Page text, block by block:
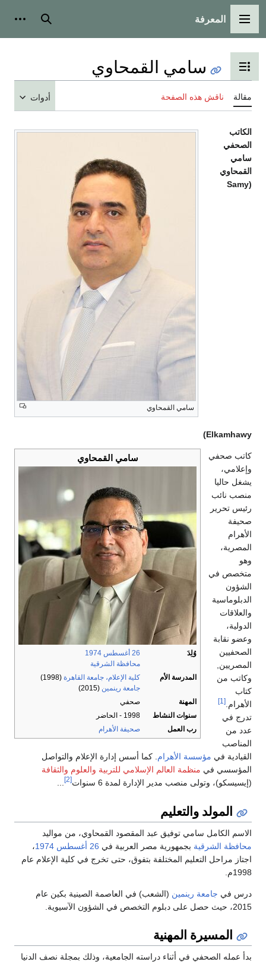
القائمة الرئيسية
المعرفة بحث
تبديل عرض جدول المحتويات
سامي القمحاوي
مقالة ناقش هذه الصفحة أدوات
سامي القمحاوي
الكاتب
الصحفي
سامي
القمحاوي
(Samy
Elkamhawy)
سامي القمحاوي
وُلِدَ 26 أغسطس
1974
محافظة الشرقية
المدرسة الأم
كلية الإعلام، جامعة القاهرة (1998)
جامعة رينمين (2015)
المهنة
صحفي
سنوات النشاط
1998 - الحاضر
رب العمل
صحيفة الأهرام
كاتب صحفي
وإعلامي،
يشغل حاليا
منصب نائب
رئيس تحرير
صحيفة
الأهرام
المصرية،
وهو
متخصص في
الشؤون
الدبلوماسية
والعلاقات
الدولية،
وعضو نقابة
الصحفيين
المصريين,
وكاتب من
كتاب
الأهرام.[1]
تدرج في
عدد من
المناصب
القيادية في مؤسسة الأهرام. كما أسس إدارة الإعلام والتواصل
المؤسسي في منظمة العالم الإسلامي للتربية والعلوم والثقافة
(إيسيسكو)، وتولى منصب مدير الإدارة لمدة 6 سنوات
[2]
...
المولد والتعليم
الاسم الكامل سامي توفيق عبد المقصود القمحاوي، من مواليد
محافظة الشرقية بجمهورية مصر العربية في 26 أغسطس 1974،
اجتاز مراحل التعليم المختلفة بتفوق، حتى تخرج في كلية الإعلام عام
1998م.
درس في جامعة رينمين (الشعب) في العاصمة الصينية بكين عام
2015، حيث حصل على دبلوم التخصص في الشؤون الآسيوية.
المسيرة المهنية
بدأ عمله الصحفي في أثناء دراسته الجامعية، وذلك بمجلة نصف الدنيا